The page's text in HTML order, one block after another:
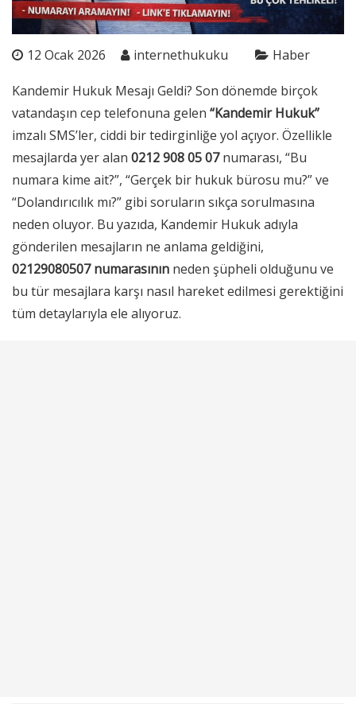
12 Ocak 2026 internethukuku Haber
Kandemir Hukuk Mesajı Geldi? Son dönemde birçok
vatandaşın cep telefonuna gelen “Kandemir Hukuk”
imzalı SMS’ler, ciddi bir tedirginliğe yol açıyor. Özellikle
mesajlarda yer alan 0212 908 05 07numarası, “Bu
numara kime ait?”, “Gerçek bir hukuk bürosu mu?” ve
“Dolandırıcılık mı?” gibi soruların sıkça sorulmasına
neden oluyor. Bu yazıda, Kandemir Hukuk adıyla
gönderilen mesajların ne anlama geldiğini,
02129080507 numarasının neden şüpheli olduğunu ve
bu tür mesajlara karşı nasıl hareket edilmesi gerektiğini
tüm detaylarıyla ele alıyoruz.